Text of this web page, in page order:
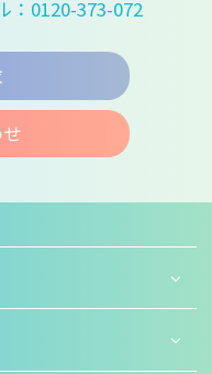
：0120-373-072